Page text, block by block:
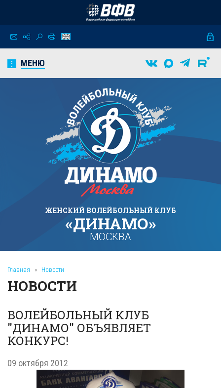
МЕНЮ
ЖЕНСКИЙ ВОЛЕЙБОЛЬНЫЙ КЛУБ
«ДИНАМО»
МОСКВА
Главная » Новости
НОВОСТИ
ВОЛЕЙБОЛЬНЫЙ КЛУБ
"ДИНАМО" ОБЪЯВЛЯЕТ
КОНКУРС!
09 октября 2012